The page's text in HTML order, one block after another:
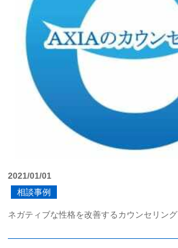
2021/01/01
相談事例
ネガティブな性格を改善するカウンセリング